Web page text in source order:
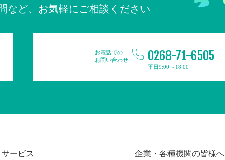
など、お気軽にご相談ください
お電話での
お問い合わせ
0268-71-6505
平日9:00～18:00
サービス 企業・各種機関の皆様へ